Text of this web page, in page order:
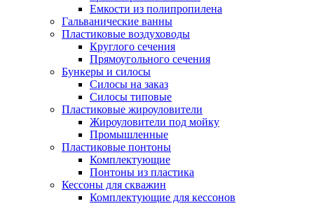
Емкости из полипропилена
Гальванические ванны
Пластиковые воздуховоды
Круглого сечения
Прямоугольного сечения
Бункеры и силосы
Силосы на заказ
Силосы типовые
Пластиковые жироуловители
Жироуловители под мойку
Промышленные
Пластиковые понтоны
Комплектующие
Понтоны из пластика
Кессоны для скважин
Комплектующие для кессонов